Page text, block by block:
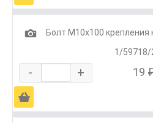
1
Болт М10х100 крепления
1/59718/
- + 19
Ä